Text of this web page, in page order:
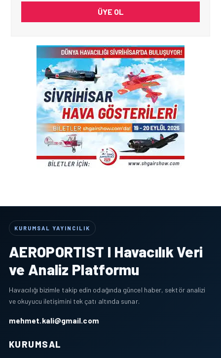
ÜYE OL
KURUMSAL YAYINCILIK
AEROPORTIST I Havacılık Veri
ve Analiz Platformu
Havacılığı bizimle takip edin odağında güncel haber, sektör analizi
ve okuyucu iletişimini tek çatı altında sunar.
mehmet.kali@gmail.com
KURUMSAL